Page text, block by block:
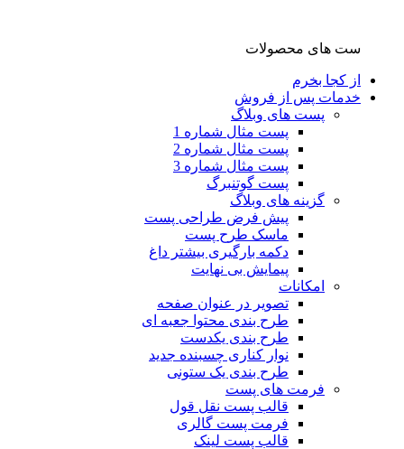
ست های محصولات
از کجا بخرم
خدمات پس از فروش
پست های وبلاگ
پست مثال شماره 1
پست مثال شماره 2
پست مثال شماره 3
پست گوتنبرگ
گزینه های وبلاگ
پیش فرض طراحی پست
ماسک طرح پست
دکمه بارگیری بیشتر داغ
پیمایش بی نهایت
امکانات
تصویر در عنوان صفحه
طرح بندی محتوا جعبه ای
طرح بندی یکدست
نوار کناری چسبنده جدید
طرح بندی یک ستونی
فرمت های پست
قالب پست نقل قول
فرمت پست گالری
قالب پست لینک